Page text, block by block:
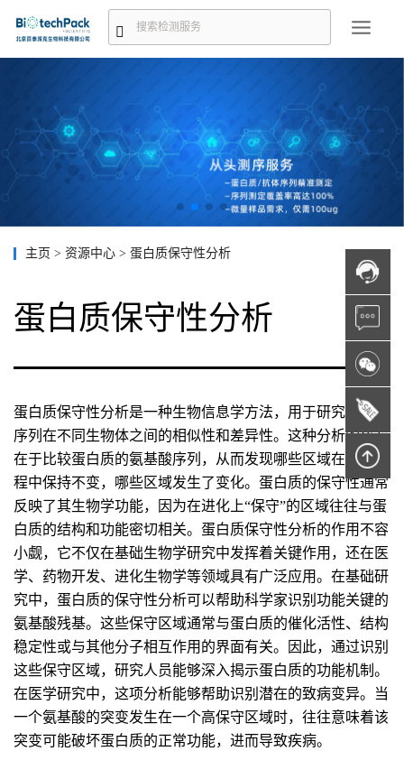
主页 > 资源中心 > 蛋白质保守性分析
蛋白质保守性分析
蛋白质保守性分析是一种生物信息学方法，用于研究蛋白质
序列在不同生物体之间的相似性和差异性。这种分析的核心
在于比较蛋白质的氨基酸序列，从而发现哪些区域在进化过
程中保持不变，哪些区域发生了变化。蛋白质的保守性通常
反映了其生物学功能，因为在进化上“保守”的区域往往与蛋
白质的结构和功能密切相关。蛋白质保守性分析的作用不容
小觑，它不仅在基础生物学研究中发挥着关键作用，还在医
学、药物开发、进化生物学等领域具有广泛应用。在基础研
究中，蛋白质的保守性分析可以帮助科学家识别功能关键的
氨基酸残基。这些保守区域通常与蛋白质的催化活性、结构
稳定性或与其他分子相互作用的界面有关。因此，通过识别
这些保守区域，研究人员能够深入揭示蛋白质的功能机制。
在医学研究中，这项分析能够帮助识别潜在的致病变异。当
一个氨基酸的突变发生在一个高保守区域时，往往意味着该
突变可能破坏蛋白质的正常功能，进而导致疾病。